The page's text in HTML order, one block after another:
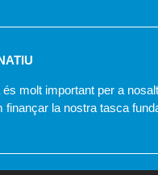
és molt important per a
finançar la nostra tasca